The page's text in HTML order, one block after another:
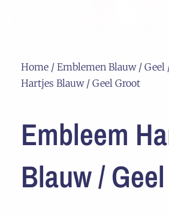
Home / Emblemen Blauw / Geel
Hartjes Blauw / Geel Groot
Embleem
Blauw /